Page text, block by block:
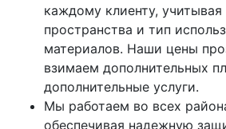
каждому клиенту, учитывая
пространства и тип
материалов. Наши цены
взимаем дополнительных
дополнительные услуги.
Мы работаем во всех
обеспечивая надежную